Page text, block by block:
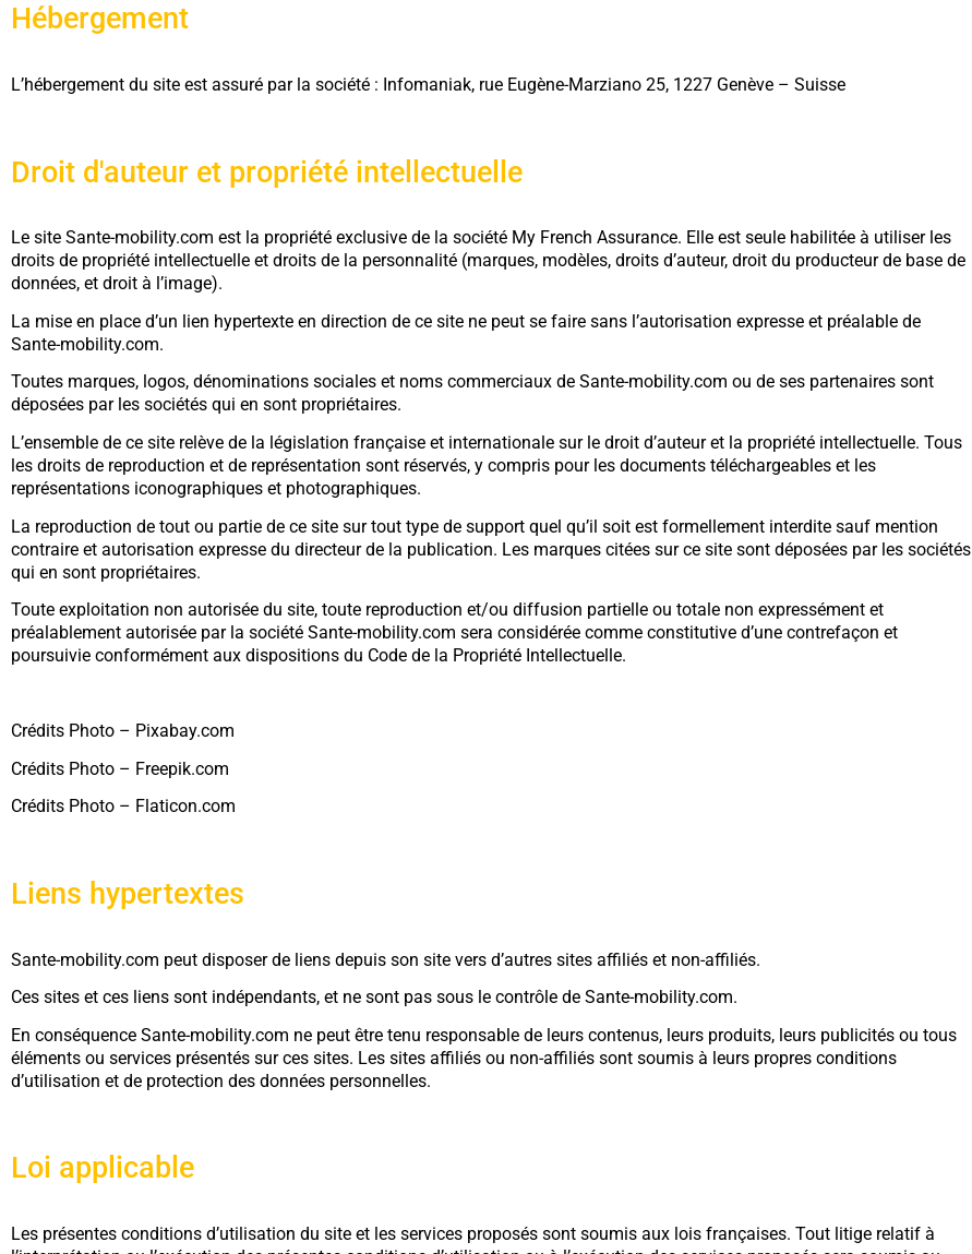
Hébergement
L’hébergement du site est assuré par la société : Infomaniak, rue Eugène-Marziano 25, 1227 Genève – Suisse
Droit d'auteur et propriété intellectuelle
Le site Sante-mobility.com est la propriété exclusive de la société My French Assurance. Elle est seule habilitée à utiliser les
droits de propriété intellectuelle et droits de la personnalité (marques, modèles, droits d’auteur, droit du producteur de base de
données, et droit à l’image).
La mise en place d’un lien hypertexte en direction de ce site ne peut se faire sans l’autorisation expresse et préalable de
Sante-mobility.com.
Toutes marques, logos, dénominations sociales et noms commerciaux de Sante-mobility.com ou de ses partenaires sont
déposées par les sociétés qui en sont propriétaires.
L’ensemble de ce site relève de la législation française et internationale sur le droit d’auteur et la propriété intellectuelle. Tous
les droits de reproduction et de représentation sont réservés, y compris pour les documents téléchargeables et les
représentations iconographiques et photographiques.
La reproduction de tout ou partie de ce site sur tout type de support quel qu’il soit est formellement interdite sauf mention
contraire et autorisation expresse du directeur de la publication. Les marques citées sur ce site sont déposées par les sociétés
qui en sont propriétaires.
Toute exploitation non autorisée du site, toute reproduction et/ou diffusion partielle ou totale non expressément et
préalablement autorisée par la société Sante-mobility.com sera considérée comme constitutive d’une contrefaçon et
poursuivie conformément aux dispositions du Code de la Propriété Intellectuelle.
Crédits Photo – Pixabay.com
Crédits Photo – Freepik.com
Crédits Photo – Flaticon.com
Liens hypertextes
Sante-mobility.com peut disposer de liens depuis son site vers d’autres sites affiliés et non-affiliés.
Ces sites et ces liens sont indépendants, et ne sont pas sous le contrôle de Sante-mobility.com.
En conséquence Sante-mobility.com ne peut être tenu responsable de leurs contenus, leurs produits, leurs publicités ou tous
éléments ou services présentés sur ces sites. Les sites affiliés ou non-affiliés sont soumis à leurs propres conditions
d’utilisation et de protection des données personnelles.
Loi applicable
Les présentes conditions d’utilisation du site et les services proposés sont soumis aux lois françaises. Tout litige relatif à